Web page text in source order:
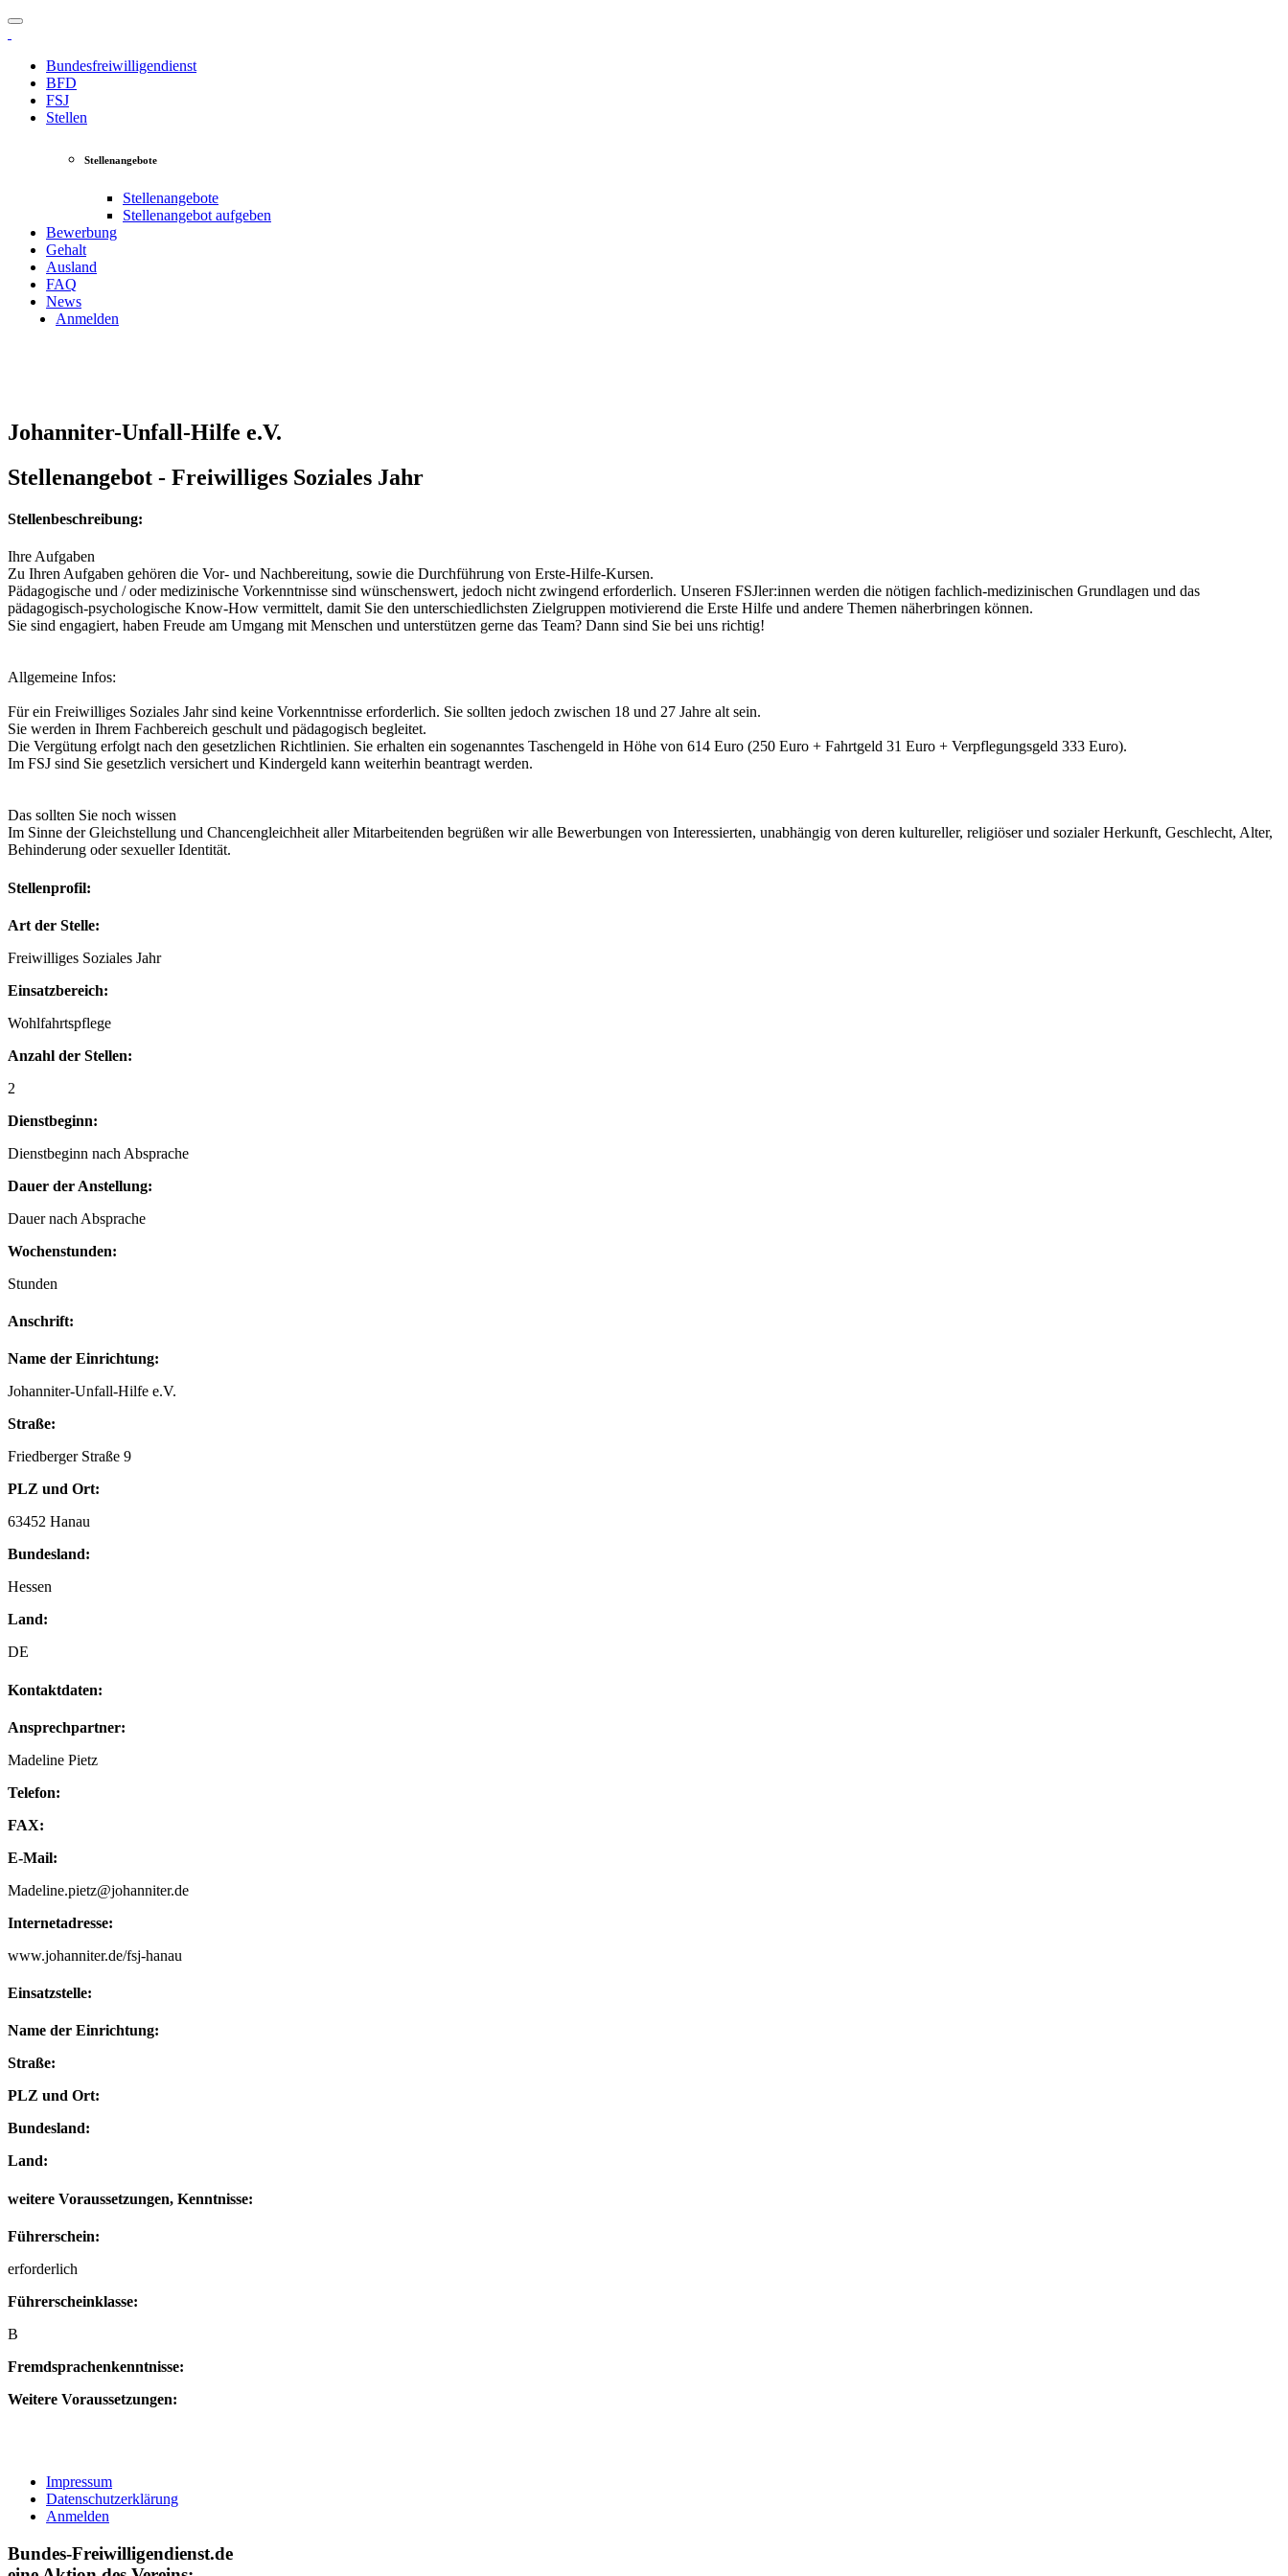
Bundesfreiwilligendienst
BFD
FSJ
Stellen
Stellenangebote
Stellenangebote
Stellenangebot aufgeben
Bewerbung
Gehalt
Ausland
FAQ
News
Anmelden
Johanniter-Unfall-Hilfe e.V.
Stellenangebot - Freiwilliges Soziales Jahr
Stellenbeschreibung:
Ihre Aufgaben
Zu Ihren Aufgaben gehören die Vor- und Nachbereitung, sowie die Durchführung von Erste-Hilfe-Kursen.
Pädagogische und / oder medizinische Vorkenntnisse sind wünschenswert, jedoch nicht zwingend erforderlich. Unseren FSJler:innen werden die nötigen fachlich-medizinischen Grundlagen und das
pädagogisch-psychologische Know-How vermittelt, damit Sie den unterschiedlichsten Zielgruppen motivierend die Erste Hilfe und andere Themen näherbringen können.
Sie sind engagiert, haben Freude am Umgang mit Menschen und unterstützen gerne das Team? Dann sind Sie bei uns richtig!
Allgemeine Infos:
Für ein Freiwilliges Soziales Jahr sind keine Vorkenntnisse erforderlich. Sie sollten jedoch zwischen 18 und 27 Jahre alt sein.
Sie werden in Ihrem Fachbereich geschult und pädagogisch begleitet.
Die Vergütung erfolgt nach den gesetzlichen Richtlinien. Sie erhalten ein sogenanntes Taschengeld in Höhe von 614 Euro (250 Euro + Fahrtgeld 31 Euro + Verpflegungsgeld 333 Euro).
Im FSJ sind Sie gesetzlich versichert und Kindergeld kann weiterhin beantragt werden.
Das sollten Sie noch wissen
Im Sinne der Gleichstellung und Chancengleichheit aller Mitarbeitenden begrüßen wir alle Bewerbungen von Interessierten, unabhängig von deren kultureller, religiöser und sozialer Herkunft, Geschlecht, Alter,
Behinderung oder sexueller Identität.
Stellenprofil:
Art der Stelle:
Freiwilliges Soziales Jahr
Einsatzbereich:
Wohlfahrtspflege
Anzahl der Stellen:
2
Dienstbeginn:
Dienstbeginn nach Absprache
Dauer der Anstellung:
Dauer nach Absprache
Wochenstunden:
Stunden
Anschrift:
Name der Einrichtung:
Johanniter-Unfall-Hilfe e.V.
Straße:
Friedberger Straße 9
PLZ und Ort:
63452 Hanau
Bundesland:
Hessen
Land:
DE
Kontaktdaten:
Ansprechpartner:
Madeline Pietz
Telefon:
FAX:
E-Mail:
Madeline.pietz@johanniter.de
Internetadresse:
www.johanniter.de/fsj-hanau
Einsatzstelle:
Name der Einrichtung:
Straße:
PLZ und Ort:
Bundesland:
Land:
weitere Voraussetzungen, Kenntnisse:
Führerschein:
erforderlich
Führerscheinklasse:
B
Fremdsprachenkenntnisse:
Weitere Voraussetzungen:
Impressum
Datenschutzerklärung
Anmelden
Bundes-Freiwilligendienst.de